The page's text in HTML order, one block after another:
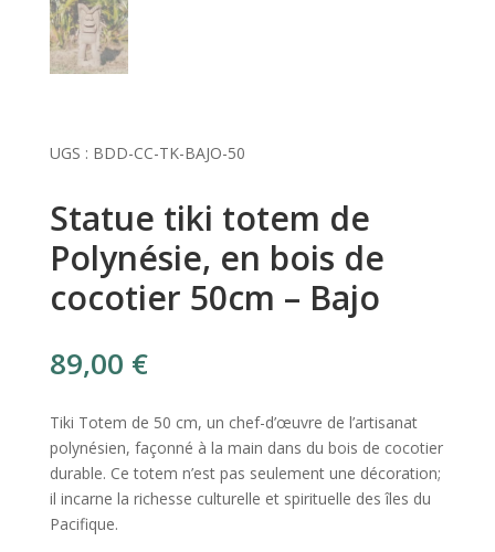
UGS : BDD-CC-TK-BAJO-50
Statue tiki totem de
Polynésie, en bois de
cocotier 50cm – Bajo
89,00 €
Tiki Totem de 50 cm, un chef-d’œuvre de l’artisanat
polynésien, façonné à la main dans du bois de cocotier
durable. Ce totem n’est pas seulement une décoration;
il incarne la richesse culturelle et spirituelle des îles du
Pacifique.